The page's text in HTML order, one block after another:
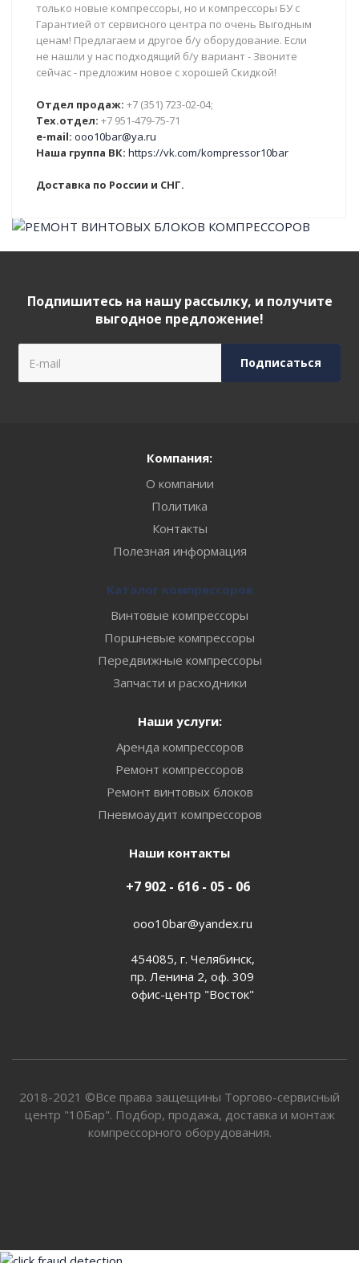
только новые компрессоры, но и компрессоры БУ с
Гарантией от сервисного центра по очень Выгодным
ценам! Предлагаем и другое б/у оборудование. Если
не нашли у нас подходящий б/у вариант - Звоните
сейчас - предложим новое с хорошей Скидкой!
Отдел продаж: +7 (351) 723-02-04;
Тех.отдел: +7 951-479-75-71
e-mail: ooo10bar@ya.ru
Наша группа ВК: https://vk.com/kompressor10bar
Доставка по России и СНГ.
Подпишитесь на нашу рассылку, и получите
выгодное предложение!
Компания:
О компании
Политика
Контакты
Полезная информация
Каталог компрессоров
Винтовые компрессоры
Поршневые компрессоры
Передвижные компрессоры
Запчасти и расходники
Наши услуги:
Аренда компрессоров
Ремонт компрессоров
Ремонт винтовых блоков
Пневмоаудит компрессоров
Наши контакты
+7 902 - 616 - 05 - 06
ooo10bar@yandex.ru
454085, г. Челябинск,
пр. Ленина 2, оф. 309
офис-центр "Восток"
2018-2021 ©Все права защещины Торгово-сервисный
центр "10Бар". Подбор, продажа, доставка и монтаж
компрессорного оборудования.